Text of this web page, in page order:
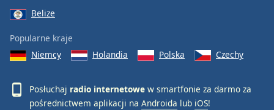
Belize
Popularne kraje
Niemcy
Holandia Polska Czechy
Posłuchaj radio internetowe w smartfonie za darmo za
pośrednictwem aplikacji na Androida lub iOS!